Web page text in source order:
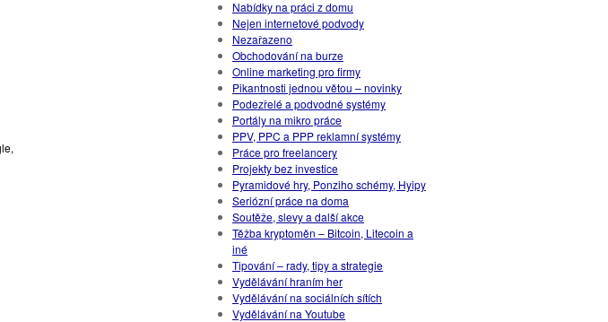
Nabídky na práci z domu
Nejen internetové podvody
Nezařazeno
Obchodování na burze
Online marketing pro firmy
Pikantnosti jednou větou – novinky
Podezřelé a podvodné systémy
Portály na mikro práce
PPV, PPC a PPP reklamní systémy
Práce pro freelancery
Projekty bez investice
Pyramidové hry, Ponziho schémy, Hyipy
Seriózní práce na doma
Soutěže, slevy a další akce
Těžba kryptoměn – Bitcoin, Litecoin a
iné
Tipování – rady, tipy a strategie
Vydělávání hraním her
Vydělávání na sociálních sítích
Vydělávání na Youtube